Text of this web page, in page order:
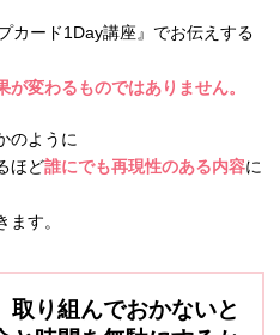
カード1Day講座』でお伝えする
変わるものではありません。
のように
ほど誰にでも再現性のある内容に
す。
取り組んでおかないと